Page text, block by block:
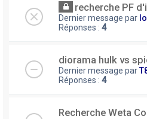
recherche PF
Dernier message par
Réponses : 4
diorama hulk vs
Dernier message par
Réponses : 4
Recherche Weta